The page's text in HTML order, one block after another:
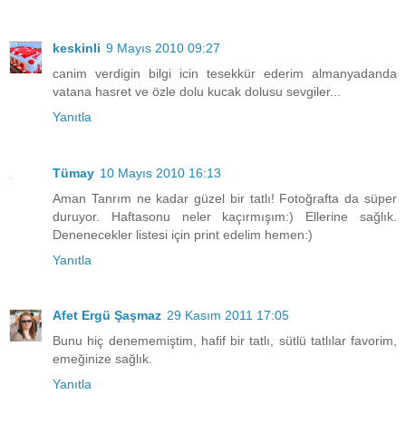
keskinli 9 Mayıs 2010 09:27
canim verdigin bilgi icin tesekkür ederim almanyadanda
vatana hasret ve özle dolu kucak dolusu sevgiler...
Yanıtla
Tümay 10 Mayıs 2010 16:13
Aman Tanrım ne kadar güzel bir tatlı! Fotoğrafta da süper
duruyor. Haftasonu neler kaçırmışım:) Ellerine sağlık.
Denenecekler listesi için print edelim hemen:)
Yanıtla
Afet Ergü Şaşmaz 29 Kasım 2011 17:05
Bunu hiç denememiştim, hafif bir tatlı, sütlü tatlılar favorim,
emeğinize sağlık.
Yanıtla